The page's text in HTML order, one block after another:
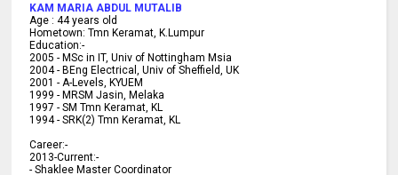
KAM MARIA ABDUL MUTALIB
Age : 44 years old
Hometown: Tmn Keramat, K.Lumpur
Education:-
2005 - MSc in IT, Univ of Nottingham Msia
2004 -BEng Electrical, Univ of Sheffield, UK
2001 -A-Levels, KYUEM
1999 -MRSM Jasin, Melaka
1997 -SM Tmn Keramat, KL
1994 -SRK(2) Tmn Keramat, KL
Career:-
2013-Current:-
- Shaklee Master Coordinator